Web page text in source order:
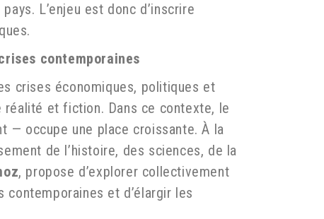
L’enjeu est donc d’inscrire
contemporaines
crises économiques, politiques et
et fiction. Dans ce contexte, le
— occupe une place croissante. À la
de l’histoire, des sciences, de la
, propose d’explorer collectivement
et d’élargir les